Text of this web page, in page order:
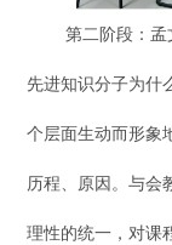
第二阶段：
先进知识分子为什
个层面生动而形象
历程、原因。与会
理性的统一，对课